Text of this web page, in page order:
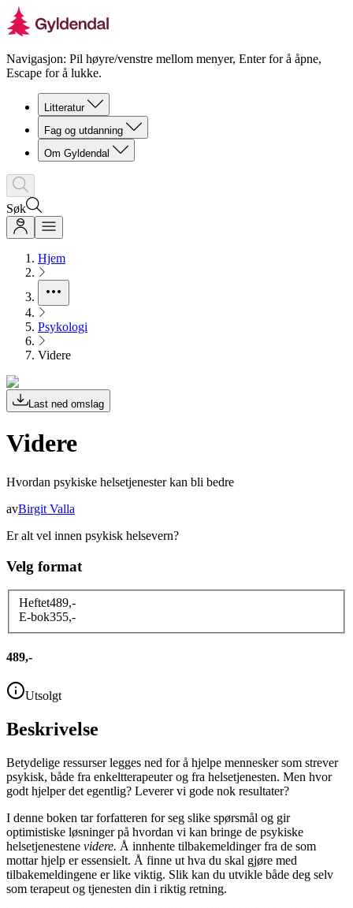
Navigasjon: Pil høyre/venstre mellom menyer, Enter for å åpne,
Escape for å lukke.
Litteratur
Fag og utdanning
Om Gyldendal
Søk
Hjem
Psykologi
Videre
Last ned omslag
Videre
Hvordan psykiske helsetjenester kan bli bedre
avBirgit Valla
Er alt vel innen psykisk helsevern?
Velg format
Heftet489,-
E-bok355,-
489,-
Utsolgt
Beskrivelse
Betydelige ressurser legges ned for å hjelpe mennesker som strever
psykisk, både fra enkeltterapeuter og fra helsetjenesten. Men hvor
godt hjelper det egentlig? Leverer vi gode nok resultater?
I denne boken tar forfatteren for seg slike spørsmål og gir
optimistiske løsninger på hvordan vi kan bringe de psykiske
helsetjenestene videre. Å innhente tilbakemeldinger fra de som
mottar hjelp er essensielt. Å finne ut hva du skal gjøre med
tilbakemeldingene er like viktig. Slik kan du utvikle både deg selv
som terapeut og tjenesten din i riktig retning.